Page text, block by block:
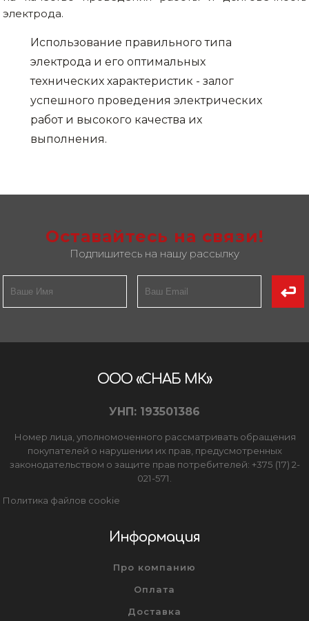
электрода.
Использование правильного типа
электрода и его оптимальных
технических характеристик - залог
успешного проведения электрических
работ и высокого качества их
выполнения.
Оставайтесь на связи!
Подпишитесь на нашу рассылку
ООО «СНАБ МК»
УНП: 193501386
Номер лица, уполномоченного рассматривать обращения
покупателей о нарушении их прав, предусмотренных
законодательством о защите прав потребителей: +375 (17) 2-
021-571.
Политика файлов cookie
Информация
Про компанию
Оплата
Доставка